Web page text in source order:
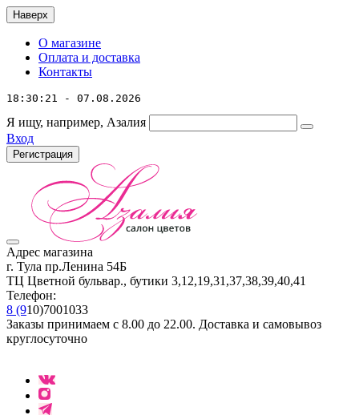
Наверх
О магазине
Оплата и доставка
Контакты
18:30:21 - 07.08.2026
Я ищу, например, Азалия
Вход
Регистрация
Адрес магазина
г. Тула пр.Ленина 54Б
ТЦ Цветной бульвар., бутики 3,12,19,31,37,38,39,40,41
Телефон:
8 (910)7001033
Заказы принимаем с 8.00 до 22.00. Доставка и самовывоз
круглосуточно